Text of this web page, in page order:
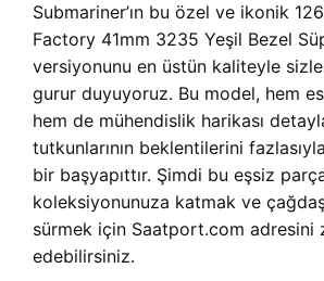
Submariner’ın bu özel ve ikonik
Factory 41mm 3235 Yeşil Bezel
versiyonunu en üstün kaliteyle
gurur duyuyoruz. Bu model, hem
hem de mühendislik harikası
tutkunlarının beklentilerini
bir başyapıttır. Şimdi bu eşsiz
koleksiyonunuza katmak ve
sürmek için Saatport.com adresini
edebilirsiniz.